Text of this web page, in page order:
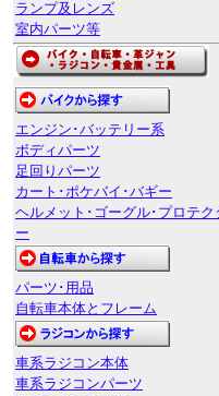
ランプ及レンズ
室内パーツ等
エンジン･バッテリー系
ボディパーツ
足回りパーツ
カート･ポケバイ･バギー
ヘルメット･ゴーグル･プロテク
ー
パーツ･用品
自転車本体とフレーム
車系ラジコン本体
車系ラジコンパーツ